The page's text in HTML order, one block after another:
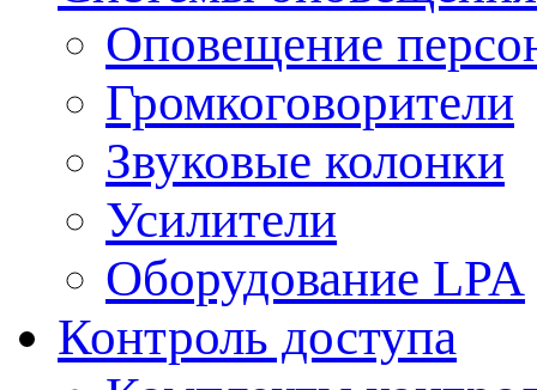
Оповещение
Громкоговорители
Звуковые колонки
Усилители
Оборудование LPA
Контроль доступа